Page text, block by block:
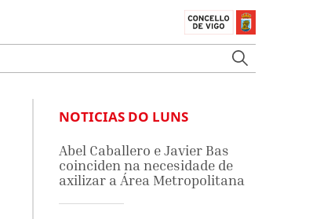
NOTICIAS DO LUNS
Abel Caballero e Javier Bas
coinciden na necesidade de
axilizar a Área Metropolitana